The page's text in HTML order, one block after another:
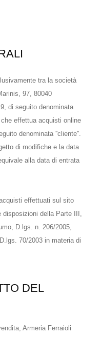
tra la società
97, 80040
di seguito denominata
effettua acquisti online
denominata ''cliente''.
di modifiche e la data
alla data di entrata
effettuati sul sito
disposizioni della Parte III,
D.lgs. n. 206/2005,
70/2003 in materia di
DEL
Armeria Ferraioli